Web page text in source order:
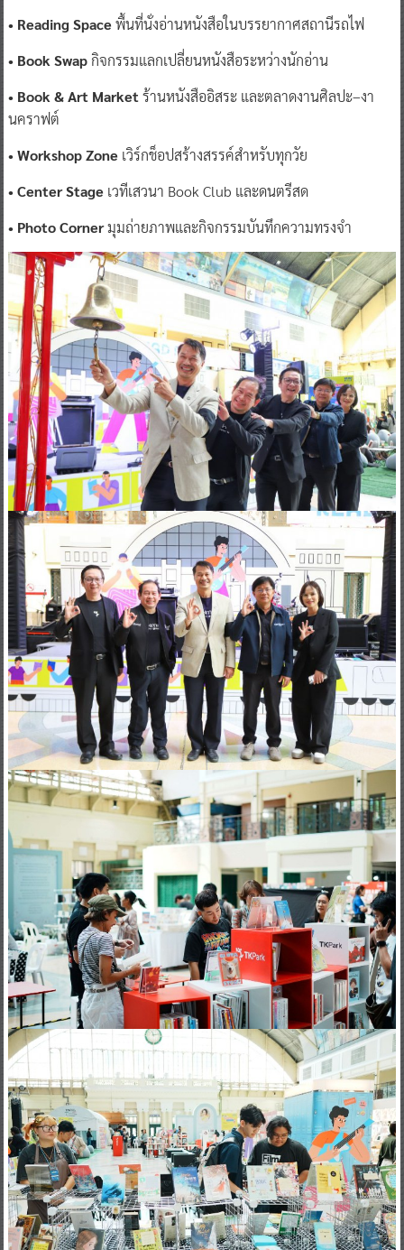
• Reading Spaceพื้นที่นั่งอ่านหนังสือในบรรยากาศสถานีรถไฟ
• Book Swapกิจกรรมแลกเปลี่ยนหนังสือระหว่างนักอ่าน
• Book & Art Marketร้านหนังสืออิสระ และตลาดงานศิลปะ–งา
นคราฟต์
• Workshop Zoneเวิร์กช็อปสร้างสรรค์สำหรับทุกวัย
• Center Stageเวทีเสวนา Book Club และดนตรีสด
• Photo Cornerมุมถ่ายภาพและกิจกรรมบันทึกความทรงจำ